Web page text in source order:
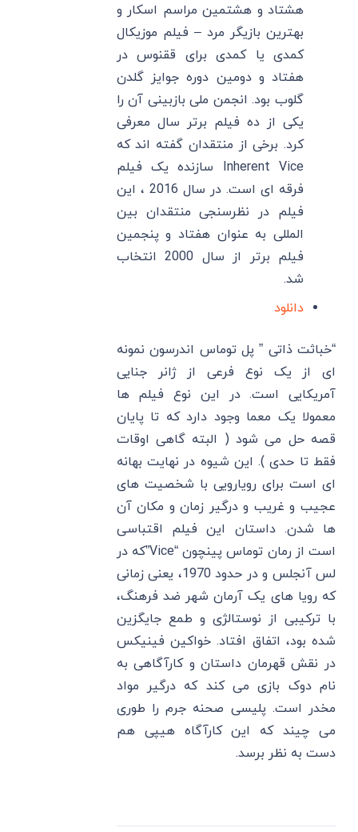
هشتاد و هشتمین مراسم اسکار و
بهترین بازیگر مرد – فیلم موزیکال
کمدی یا کمدی برای ققنوس در
هفتاد و دومین دوره جوایز گلدن
گلوب بود. انجمن ملی بازبینی آن را
یکی از ده فیلم برتر سال معرفی
کرد. برخی از منتقدان گفته اند که
Inherent Vice سازنده یک فیلم
فرقه ای است. در سال 2016 ، این
فیلم در نظرسنجی منتقدان بین
المللی به عنوان هفتاد و پنجمین
فیلم برتر از سال 2000 انتخاب
شد.
دانلود
“خباثت ذاتی ” پل توماس اندرسون نمونه
ای از یک نوع فرعی از ژانر جنایی
آمریکایی است. در این نوع فیلم ها
معمولا یک معما وجود دارد که تا پایان
قصه حل می شود ( البته گاهی اوقات
فقط تا حدی ). این شیوه در نهایت بهانه
ای است برای رویارویی با شخصیت های
عجیب و غریب و درگیر زمان و مکان آن
ها شدن. داستان این فیلم اقتباسی
است از رمان توماس پینچون “Vice”که در
لس آنجلس و در حدود 1970، یعنی زمانی
که رویا های یک آرمان شهر ضد فرهنگ،
با ترکیبی از نوستالژی و طمع جایگزین
شده بود، اتفاق افتاد. خواکین فینیکس
در نقش قهرمان داستان و کارآگاهی به
نام دوک بازی می کند که درگیر مواد
مخدر است. پلیسی صحنه جرم را طوری
می چیند که این کارآگاه هیپی هم
دست به نظر برسد.